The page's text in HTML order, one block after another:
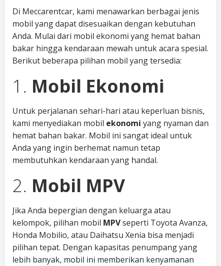
Di Meccarentcar, kami menawarkan berbagai jenis
mobil yang dapat disesuaikan dengan kebutuhan
Anda. Mulai dari mobil ekonomi yang hemat bahan
bakar hingga kendaraan mewah untuk acara spesial.
Berikut beberapa pilihan mobil yang tersedia:
1. Mobil Ekonomi
Untuk perjalanan sehari-hari atau keperluan bisnis,
kami menyediakan mobil ekonomi yang nyaman dan
hemat bahan bakar. Mobil ini sangat ideal untuk
Anda yang ingin berhemat namun tetap
membutuhkan kendaraan yang handal.
2. Mobil MPV
Jika Anda bepergian dengan keluarga atau
kelompok, pilihan mobil MPVseperti Toyota Avanza,
Honda Mobilio, atau Daihatsu Xenia bisa menjadi
pilihan tepat. Dengan kapasitas penumpang yang
lebih banyak, mobil ini memberikan kenyamanan